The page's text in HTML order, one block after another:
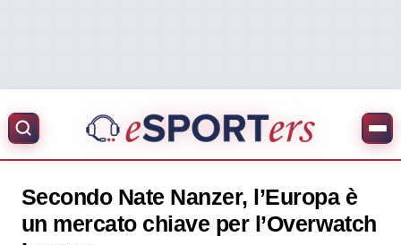
Secondo Nate Nanzer, l’Europa è
un mercato chiave per l’Overwatch